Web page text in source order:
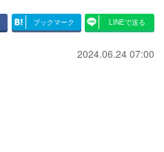
ブックマーク LINEで送る
2024.06.24 07:00